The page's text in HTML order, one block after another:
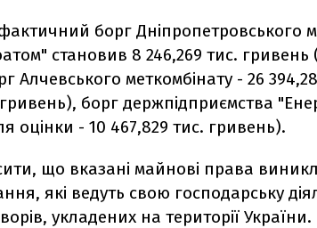
борг Дніпропетровського
становив 8 246,269 тис. гривень
Алчевського меткомбінату - 26
борг держпідприємства
оцінки - 10 467,829 тис. гривень).
що вказані майнові права
які ведуть свою господарську
укладених на території